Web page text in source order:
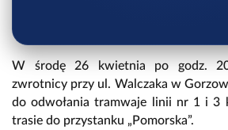
W środę 26 kwietnia po godz.
zwrotnicy przy ul. Walczaka w
do odwołania tramwaje linii nr 1 i 3
trasie do przystanku „Pomorska”.